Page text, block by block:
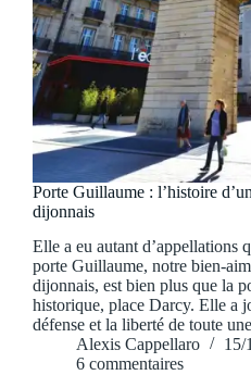
Porte Guillaume : l’histoire
dijonnais
Elle a eu autant d’appellations
porte Guillaume, notre bien-
dijonnais, est bien plus que la
historique, place Darcy. Elle a
défense et la liberté de toute
Alexis Cappellaro
15/
6 commentaires